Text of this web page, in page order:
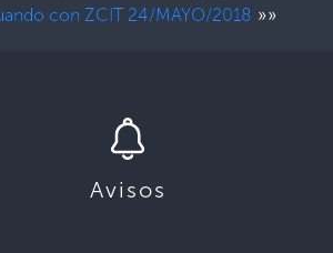
con ZCIT 24/MAYO/2018 »»
Avisos